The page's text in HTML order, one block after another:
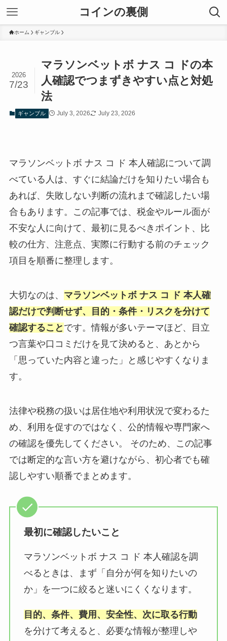
コインの裏側
ホーム ギャンブル
マラソンベットボ ナス コ ドの本
人確認でつまずきやすい点と対処
法
2026
7/23
ギャンブル July 3, 2026 July 23, 2026
マラソンベットボ ナス コ ド 本人確認について調
べている人は、すぐに結論だけを知りたい場合も
あれば、失敗しない判断の流れまで確認したい場
合もあります。この記事では、税金やルール面が
不安な人に向けて、最初に見るべきポイント、比
較の仕方、注意点、実際に行動する前のチェック
項目を順番に整理します。
大切なのは、 マラソンベットボ ナス コ ド 本人確
認だけで判断せず、目的・条件・リスクを分けて
確認すること です。情報が多いテーマほど、目立
つ言葉や口コミだけを見て決めると、あとから
「思っていた内容と違った」と感じやすくなりま
す。
法律や税務の扱いは居住地や利用状況で変わるた
め、利用を促すのではなく、公的情報や専門家へ
の確認を優先してください。 そのため、この記事
では断定的な言い方を避けながら、初心者でも確
認しやすい順番でまとめます。
最初に確認したいこと
マラソンベットボ ナス コ ド 本人確認を調
べるときは、まず「自分が何を知りたいの
か」を一つに絞ると迷いにくくなります。
目的、条件、費用、安全性、次に取る行動
を分けて考えると、必要な情報が整理しや